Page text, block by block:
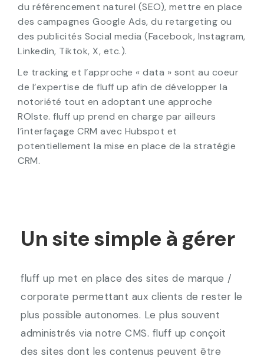
du référencement naturel (SEO), mettre en place
des campagnes Google Ads, du retargeting ou
des publicités Social media (Facebook, Instagram,
Linkedin, Tiktok, X, etc.).
Le tracking et l’approche « data » sont au coeur
de l’expertise de fluff up afin de développer la
notoriété tout en adoptant une approche
ROIste. fluff up prend en charge par ailleurs
l’interfaçage CRM avec Hubspot et
potentiellement la mise en place de la stratégie
CRM.
Un site simple à gérer
fluff up met en place des sites de marque /
corporate permettant aux clients de rester le
plus possible autonomes. Le plus souvent
administrés via notre CMS. fluff up conçoit
des sites dont les contenus peuvent être